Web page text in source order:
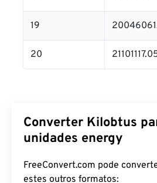
19
20
Converter Kilobtus
unidades energy
FreeConvert.com pode
estes outros formatos: